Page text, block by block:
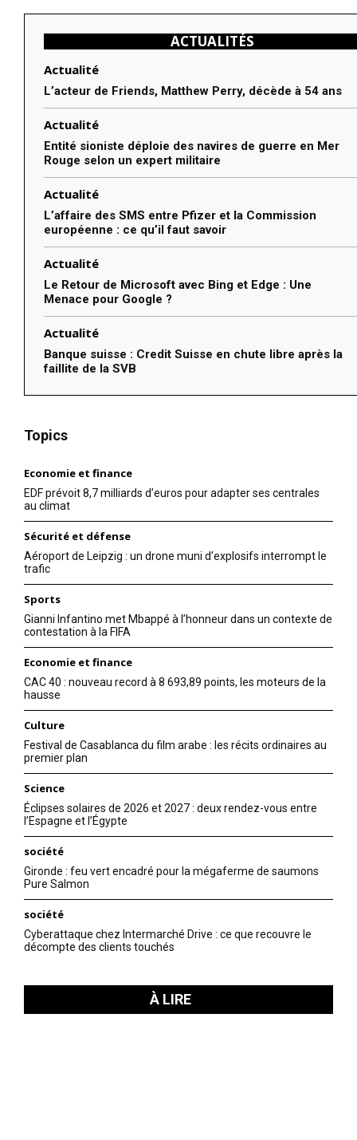
ACTUALITÉS
Actualité
L’acteur de Friends, Matthew Perry, décède à 54 ans
Actualité
Entité sioniste déploie des navires de guerre en Mer
Rouge selon un expert militaire
Actualité
L’affaire des SMS entre Pfizer et la Commission
européenne : ce qu’il faut savoir
Actualité
Le Retour de Microsoft avec Bing et Edge : Une
Menace pour Google ?
Actualité
Banque suisse : Credit Suisse en chute libre après la
faillite de la SVB
Topics
Economie et finance
EDF prévoit 8,7 milliards d’euros pour adapter ses centrales
au climat
Sécurité et défense
Aéroport de Leipzig : un drone muni d’explosifs interrompt le
trafic
Sports
Gianni Infantino met Mbappé à l’honneur dans un contexte de
contestation à la FIFA
Economie et finance
CAC 40 : nouveau record à 8 693,89 points, les moteurs de la
hausse
Culture
Festival de Casablanca du film arabe : les récits ordinaires au
premier plan
Science
Éclipses solaires de 2026 et 2027 : deux rendez-vous entre
l’Espagne et l’Égypte
société
Gironde : feu vert encadré pour la mégaferme de saumons
Pure Salmon
société
Cyberattaque chez Intermarché Drive : ce que recouvre le
décompte des clients touchés
À LIRE